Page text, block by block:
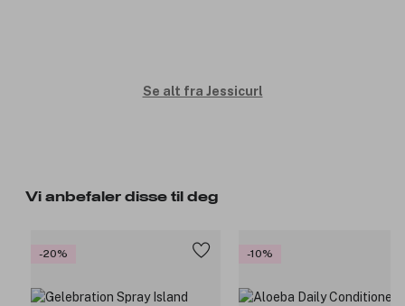
Se alt fra Jessicurl
Vi anbefaler disse til deg
-20% -10%